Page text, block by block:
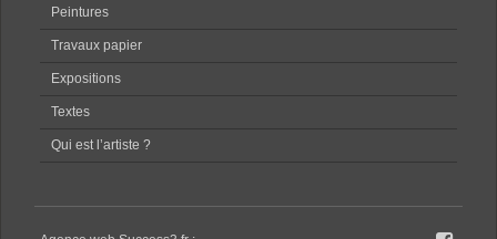
Peintures
Travaux papier
Expositions
Textes
Qui est l’artiste ?